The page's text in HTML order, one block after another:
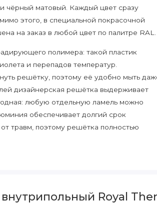
чёрный матовый. Каждый цвет сразу
этого, в специальной покрасочной
на заказ в любой цвет по палитре RAL.
полимера: такой пластик
и перепадов температур.
решётку, поэтому её удобно мыть
дизайнерская решётка выдерживает
любую отдельную ламель можно
обеспечивает долгий срок
травм, поэтому решётка полностью
и 110 мм, сверхмощные 150 и 190 мм, а
по высоте стяжку и
Royal